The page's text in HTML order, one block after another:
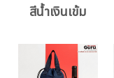
สีน้ำเงินเข้ม